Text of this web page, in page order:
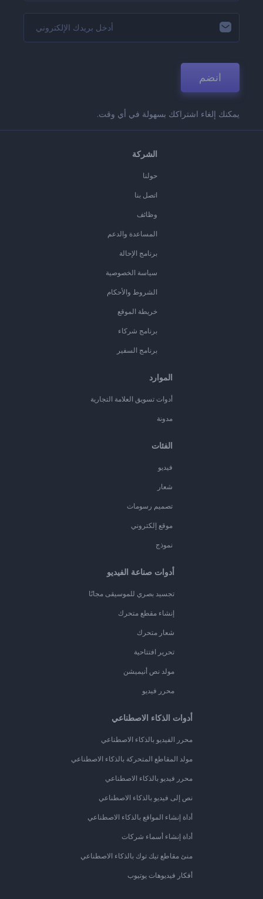
انضم
يمكنك إلغاء اشتراكك بسهولة في أي وقت.
الشركة
حولنا
اتصل بنا
وظائف
المساعدة والدعم
برنامج الإحالة
سياسة الخصوصية
الشروط والأحكام
خريطة الموقع
برنامج شركاء
برنامج السفير
الموارد
أدوات تسويق العلامة التجارية
مدونة
الفئات
فيديو
شعار
تصميم رسومات
موقع إلكتروني
نموذج
أدوات صناعة الفيديو
تجسيد بصري للموسيقى مجانًا
إنشاء مقطع متحرك
شعار متحرك
تحرير افتتاحية
مولد نص أنيميشن
محرر فيديو
أدوات الذكاء الاصطناعي
محرر الفيديو بالذكاء الاصطناعي
مولد المقاطع المتحركة بالذكاء الاصطناعي
محرر فيديو بالذكاء الاصطناعي
نص إلى فيديو بالذكاء الاصطناعي
أداة إنشاء المواقع بالذكاء الاصطناعي
أداة إنشاء أسماء شركات
منئ مقاطع تيك توك بالذكاء الاصطناعي
أفكار فيديوهات يوتيوب